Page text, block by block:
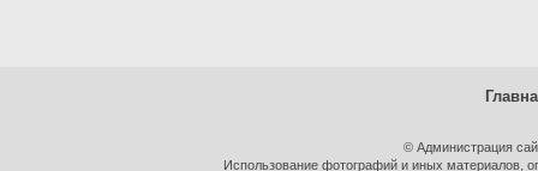
© Администрация
Использование фотографий и иных материалов,